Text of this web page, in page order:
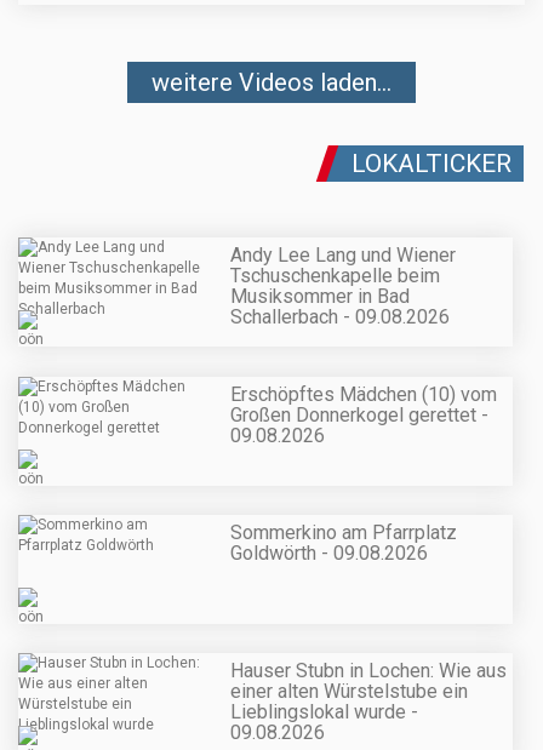
weitere Videos laden...
LOKALTICKER
Andy Lee Lang und Wiener
Tschuschenkapelle beim
Musiksommer in Bad
Schallerbach - 09.08.2026
Erschöpftes Mädchen (10) vom
Großen Donnerkogel gerettet -
09.08.2026
Sommerkino am Pfarrplatz
Goldwörth - 09.08.2026
Hauser Stubn in Lochen: Wie aus
einer alten Würstelstube ein
Lieblingslokal wurde -
09.08.2026